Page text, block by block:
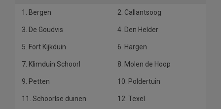
1. Bergen 2. Callantsoog
3. De Goudvis 4. Den Helder
5. Fort Kijkduin 6. Hargen
7. Klimduin Schoorl 8. Molen de Hoop
9. Petten 10. Poldertuin
11. Schoorlse duinen 12. Texel